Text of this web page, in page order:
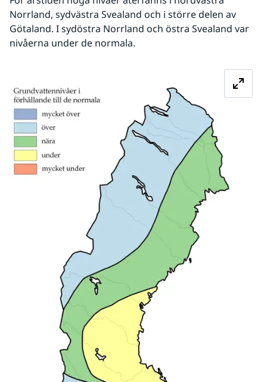
Norrland, sydvästra Svealand och i större delen av
Götaland. I sydöstra Norrland och östra Svealand var
nivåerna under de normala.